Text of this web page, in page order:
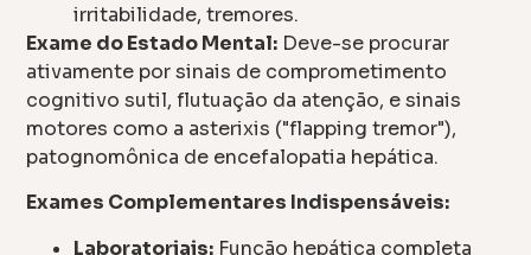
irritabilidade, tremores.
Exame do Estado Mental: Deve-se procurar
ativamente por sinais de comprometimento
cognitivo sutil, flutuação da atenção, e sinais
motores como a asterixis ("flapping tremor"),
patognomônica de encefalopatia hepática.
Exames Complementares Indispensáveis:
Laboratoriais: Função hepática completa